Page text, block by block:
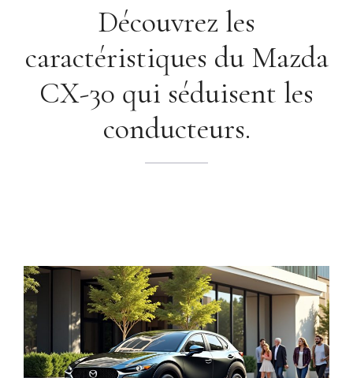
Découvrez les
caractéristiques du Mazda
CX-30 qui séduisent les
conducteurs.